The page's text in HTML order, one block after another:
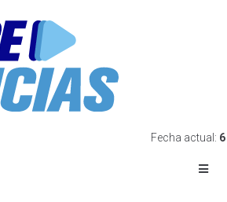
Fecha actual: